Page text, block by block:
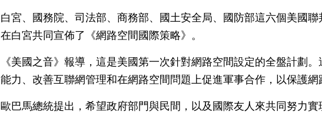
白宮、國務院、司法部、商務部、國土安全局、國防部這六個美國
在白宮共同宣佈了《網路空間國際策略》。
《美國之音》報導，這是美國第一次針對網路空間設定的全盤計劃
能力、改善互聯網管理和在網路空間問題上促進軍事合作，以保護網
歐巴馬總統提出，希望政府部門與民間，以及國際友人來共同努力實